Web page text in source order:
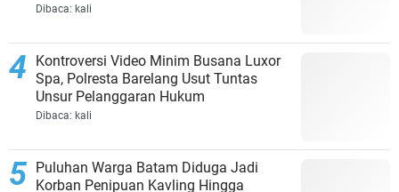
Dibaca: kali
Kontroversi Video Minim Busana Luxor
Spa, Polresta Barelang Usut Tuntas
Unsur Pelanggaran Hukum
Dibaca: kali
Puluhan Warga Batam Diduga Jadi
Korban Penipuan Kavling Hingga